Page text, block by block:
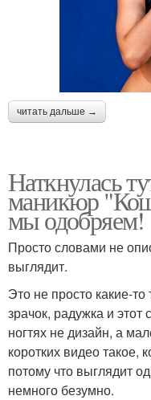
читать дальше →
Наткнулась
маникюр
мы одобряем!
Просто словами не
выглядит.
Это не просто какие-
зрачок, радужка и
ногтях не дизайн, а
коротких видео такое,
потому что выглядит
немного безумно.